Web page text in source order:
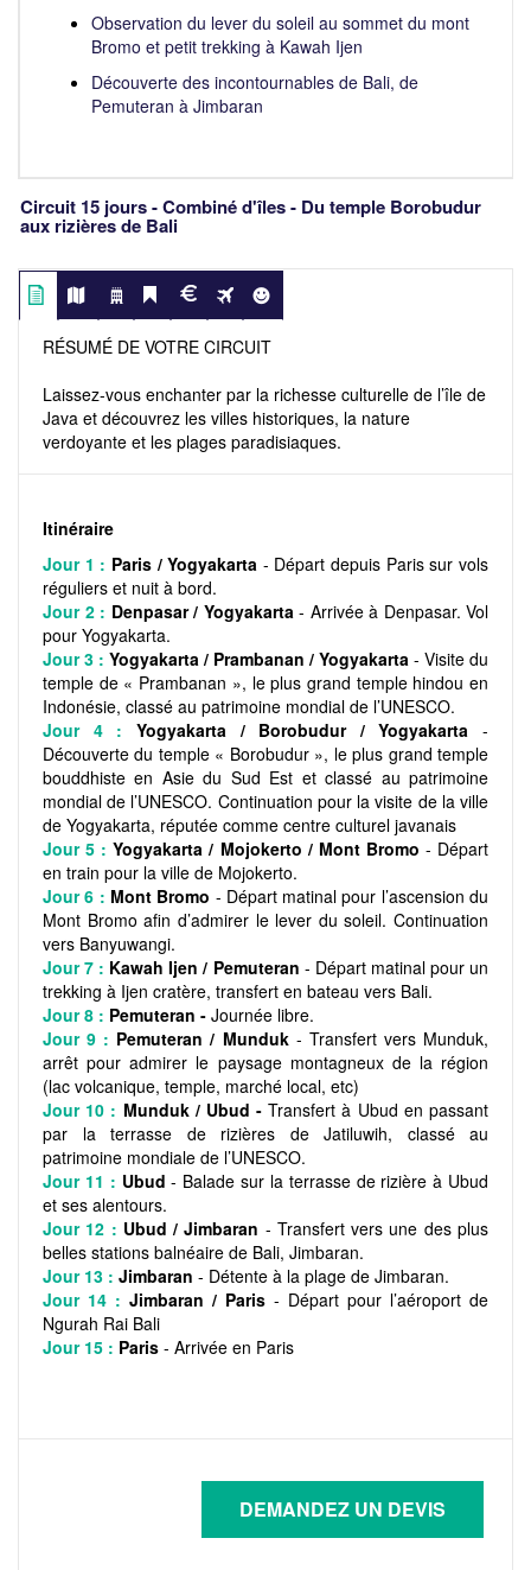
Observation du lever du soleil au sommet du mont
Bromo et petit trekking à Kawah Ijen
Découverte des incontournables de Bali, de
Pemuteran à Jimbaran
Circuit 15 jours - Combiné d'îles - Du temple Borobudur
aux rizières de Bali
RÉSUMÉ DE VOTRE CIRCUIT
Laissez-vous enchanter par la richesse culturelle de l’île de
Java et découvrez les villes historiques, la nature
verdoyante et les plages paradisiaques.
Itinéraire
Jour 1 : Paris / Yogyakarta - Départ depuis Paris sur vols
réguliers et nuit à bord.
Jour 2 : Denpasar / Yogyakarta - Arrivée à Denpasar. Vol
pour Yogyakarta.
Jour 3 : Yogyakarta / Prambanan / Yogyakarta - Visite du
temple de « Prambanan », le plus grand temple hindou en
Indonésie, classé au patrimoine mondial de l’UNESCO.
Jour 4 : Yogyakarta / Borobudur / Yogyakarta -
Découverte du temple « Borobudur », le plus grand temple
bouddhiste en Asie du Sud Est et classé au patrimoine
mondial de l’UNESCO. Continuation pour la visite de la ville
de Yogyakarta, réputée comme centre culturel javanais
Jour 5 :Yogyakarta / Mojokerto / Mont Bromo - Départ
en train pour la ville de Mojokerto.
Jour 6 : Mont Bromo - Départ matinal pour l’ascension du
Mont Bromo afin d’admirer le lever du soleil. Continuation
vers Banyuwangi.
Jour 7 : Kawah Ijen / Pemuteran - Départ matinal pour un
trekking à Ijen cratère, transfert en bateau vers Bali.
Jour 8 : Pemuteran - Journée libre.
Jour 9 : Pemuteran / Munduk - Transfert vers Munduk,
arrêt pour admirer le paysage montagneux de la région
(lac volcanique, temple, marché local, etc)
Jour 10 : Munduk / Ubud -Transfert à Ubud en passant
par la terrasse de rizières de Jatiluwih, classé au
patrimoine mondiale de l’UNESCO.
Jour 11 : Ubud- Balade sur la terrasse de rizière à Ubud
et ses alentours.
Jour 12 : Ubud / Jimbaran - Transfert vers une des plus
belles stations balnéaire de Bali, Jimbaran.
Jour 13 : Jimbaran - Détente à la plage de Jimbaran.
Jour 14 : Jimbaran / Paris - Départ pour l’aéroport de
Ngurah Rai Bali
Jour 15 : Paris - Arrivée en Paris